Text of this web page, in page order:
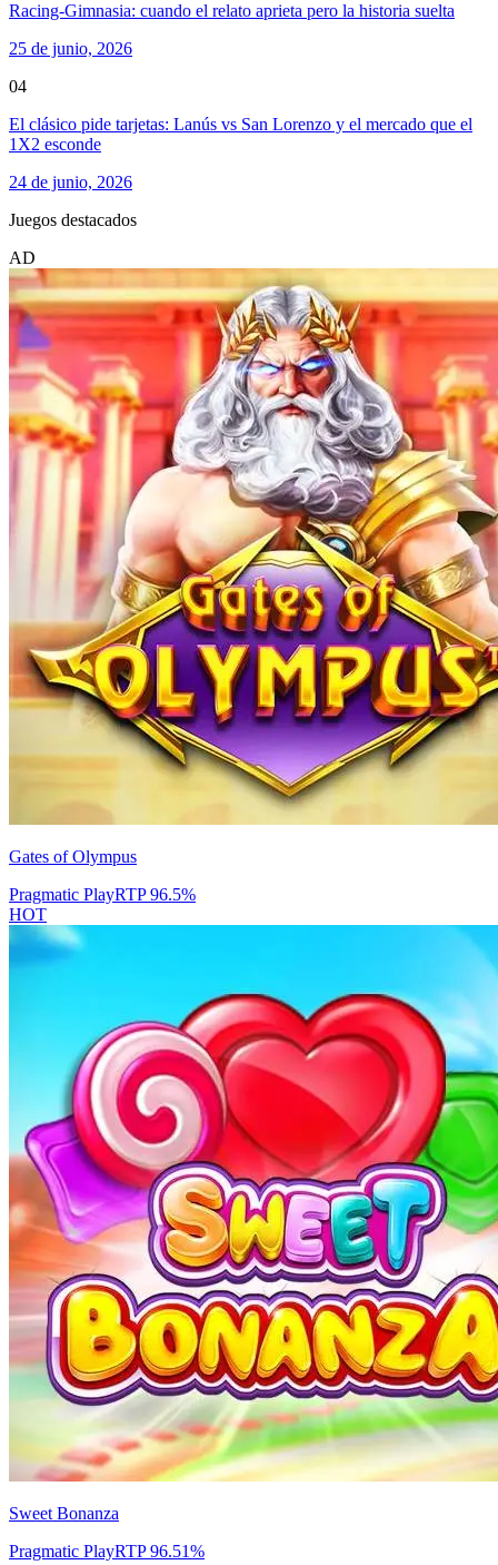
Racing-Gimnasia: cuando el relato aprieta pero la historia suelta
25 de junio, 2026
04
El clásico pide tarjetas: Lanús vs San Lorenzo y el mercado que el
1X2 esconde
24 de junio, 2026
Juegos destacados
AD
Gates of Olympus
Pragmatic PlayRTP96.5%
HOT
Sweet Bonanza
Pragmatic PlayRTP96.51%